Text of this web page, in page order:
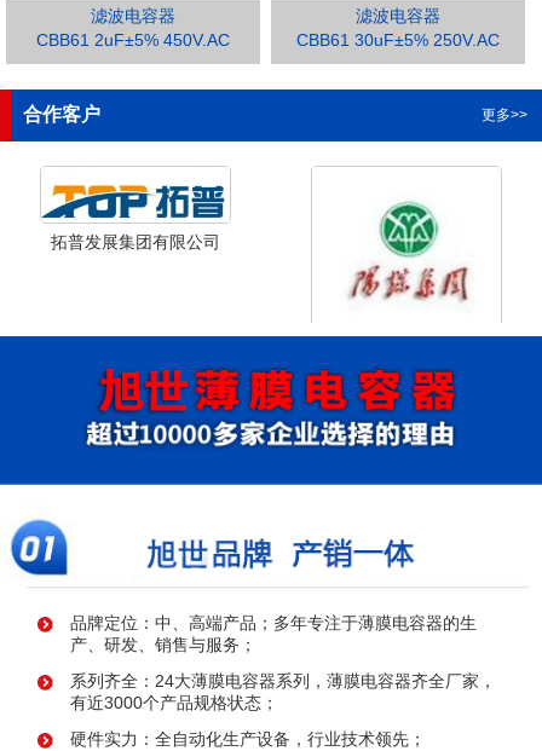
滤波电容器
CBB61 2uF±5% 450V.AC
滤波电容器
CBB61 30uF±5% 250V.AC
合作客户 更多>>
拓普发展集团有限公司
山西省阳泉市阳泉煤业集团
品牌定位：中、高端产品；多年专注于薄膜电容器的生
产、研发、销售与服务；
系列齐全：24大薄膜电容器系列，薄膜电容器齐全厂家，
有近3000个产品规格状态；
硬件实力：全自动化生产设备，行业技术领先；